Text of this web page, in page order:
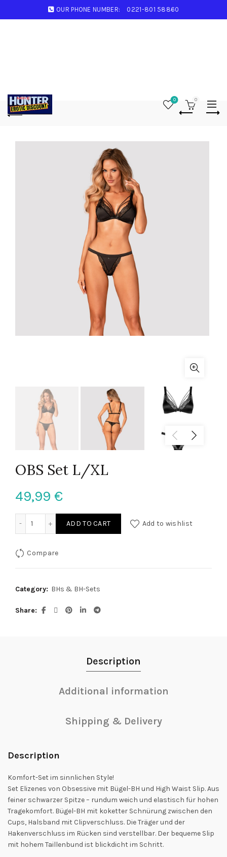
OUR PHONE NUMBER: 0221-801 58860
0 0
OBS Set L/XL
49,99 €
ADD TO CART Add to wishlist
Compare
Category: BHs & BH-Sets
Share
Description
Additional information
Shipping & Delivery
Description
Komfort-Set im sinnlichen Style!
Set Elizenes von Obsessive mit Bügel-BH und High Waist Slip. Aus
feiner schwarzer Spitze – rundum weich und elastisch für hohen
Tragekomfort. Bügel-BH mit koketter Schnürung zwischen den
Cups, Halsband mit Clipverschluss. Die Träger und der
Hakenverschluss im Rücken sind verstellbar. Der bequeme Slip
mit hohem Taillenbund ist blickdicht im Schritt.